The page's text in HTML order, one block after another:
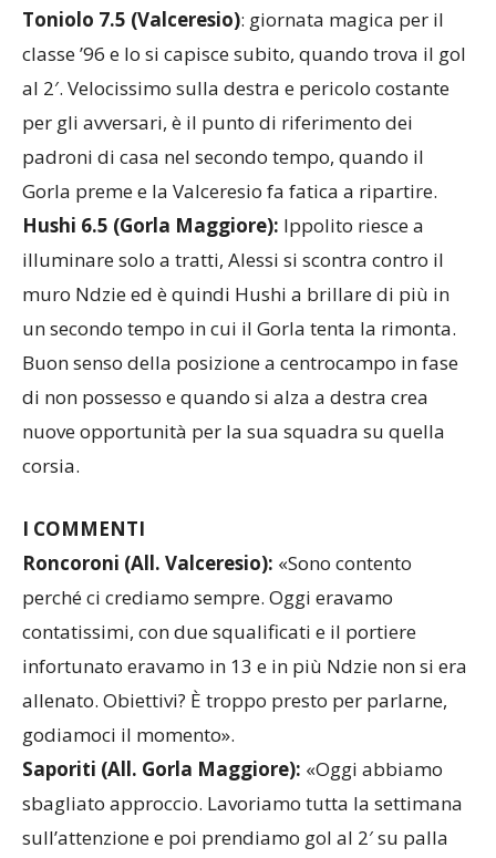
Toniolo 7.5 (Valceresio): giornata magica per il
classe ’96 e lo si capisce subito, quando trova il gol
al 2′. Velocissimo sulla destra e pericolo costante
per gli avversari, è il punto di riferimento dei
padroni di casa nel secondo tempo, quando il
Gorla preme e la Valceresio fa fatica a ripartire.
Hushi 6.5 (Gorla Maggiore): Ippolito riesce a
illuminare solo a tratti, Alessi si scontra contro il
muro Ndzie ed è quindi Hushi a brillare di più in
un secondo tempo in cui il Gorla tenta la rimonta.
Buon senso della posizione a centrocampo in fase
di non possesso e quando si alza a destra crea
nuove opportunità per la sua squadra su quella
corsia.
I COMMENTI
Roncoroni (All. Valceresio): «Sono contento
perché ci crediamo sempre. Oggi eravamo
contatissimi, con due squalificati e il portiere
infortunato eravamo in 13 e in più Ndzie non si era
allenato. Obiettivi? È troppo presto per parlarne,
godiamoci il momento».
Saporiti (All. Gorla Maggiore): «Oggi abbiamo
sbagliato approccio. Lavoriamo tutta la settimana
sull’attenzione e poi prendiamo gol al 2′ su palla